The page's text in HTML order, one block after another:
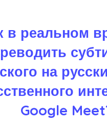
в реальном
на
Google